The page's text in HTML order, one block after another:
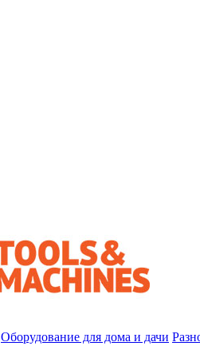
Оборудование для дома и дачи